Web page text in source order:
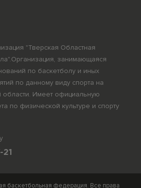
"Тверская Областная
занимающаяся
по баскетболу и иных
по данному виду спорта на
области. Имеет официальную
по физической культуре и спорту
баскетбольная федерация. Все права